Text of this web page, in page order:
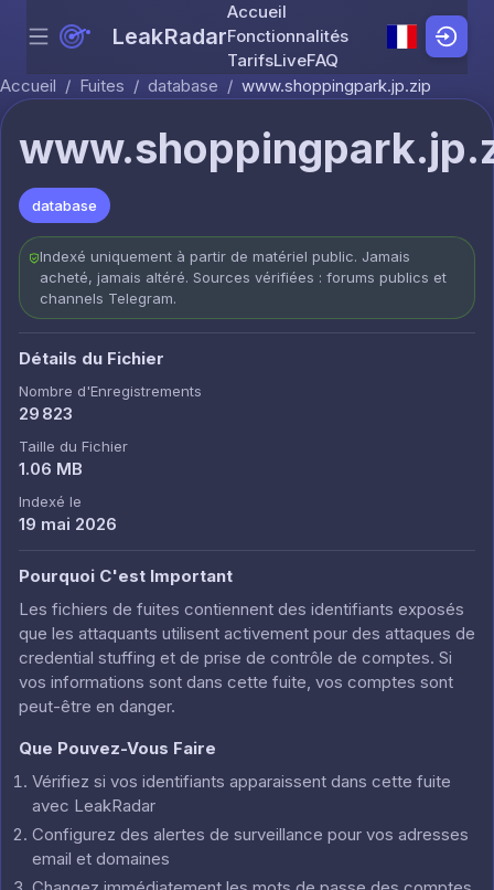
Skip to content
Menu LeakRadar
Accueil
Fonctionnalités
TarifsLiveFAQ
Accueil / Fuites / database / www.shoppingpark.jp.zip
database
Indexé uniquement à partir de matériel public. Jamais
acheté, jamais altéré. Sources vérifiées : forums publics et
channels Telegram.
Détails du Fichier
Nombre d'Enregistrements
29 823
Taille du Fichier
1.06 MB
Indexé le
19 mai 2026
Pourquoi C'est Important
Les fichiers de fuites contiennent des identifiants exposés
que les attaquants utilisent activement pour des attaques de
credential stuffing et de prise de contrôle de comptes. Si
vos informations sont dans cette fuite, vos comptes sont
peut-être en danger.
Que Pouvez-Vous Faire
Vérifiez si vos identifiants apparaissent dans cette fuite
avec LeakRadar
Configurez des alertes de surveillance pour vos adresses
email et domaines